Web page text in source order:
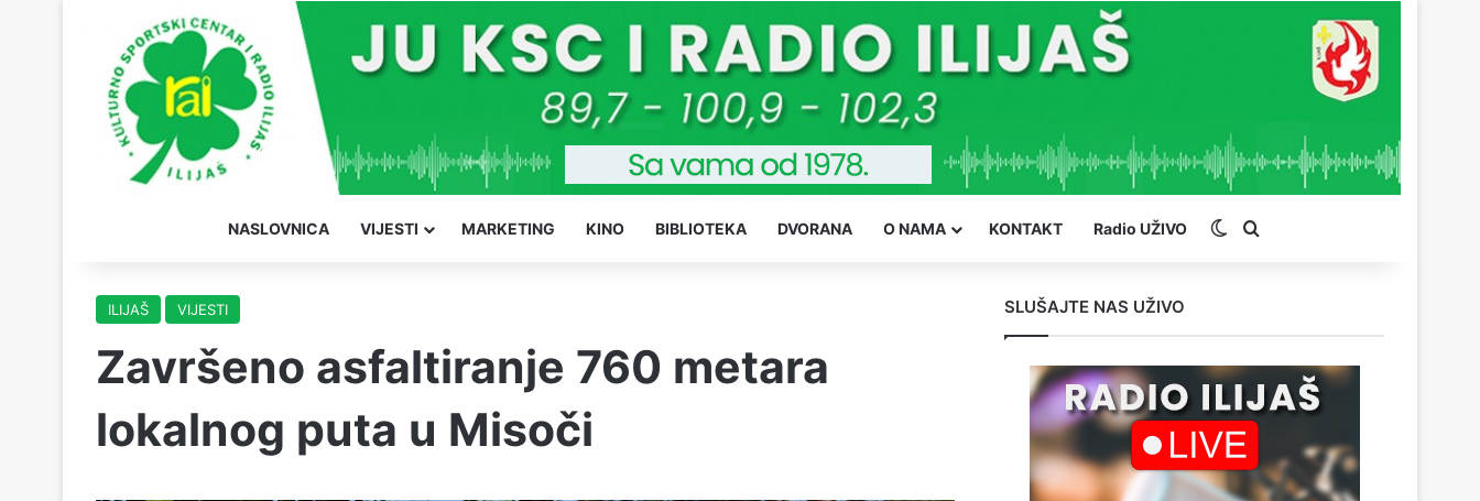
NASLOVNICA VIJESTI MARKETING KINO BIBLIOTEKA DVORANA O NAMA KONTAKT Radio UŽIVO Switch skin
ILIJAŠ VIJESTI
Završeno asfaltiranje 760 metara
lokalnog puta u Misoči
SLUŠAJTE NAS UŽIVO